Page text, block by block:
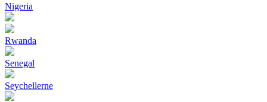
Nigeria
Rwanda
Senegal
Seychellerne